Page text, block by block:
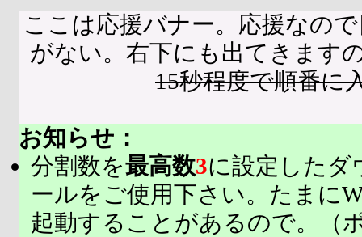
ここは応援バナー。応援なの
がない。右下にも出てきます
15秒程度で順番に
お知らせ：
分割数を最高数3に設定したダ
ールをご使用下さい。たまに
起動することがあるので。（